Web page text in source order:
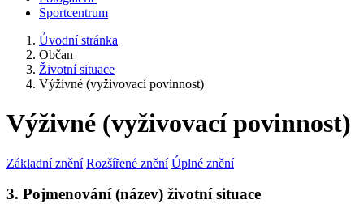
Sportcentrum
Úvodní stránka
Občan
Životní situace
Výživné (vyživovací povinnost)
Výživné (vyživovací povinnost)
Základní znění Rozšířené znění Úplné znění
3. Pojmenování (název) životní situace